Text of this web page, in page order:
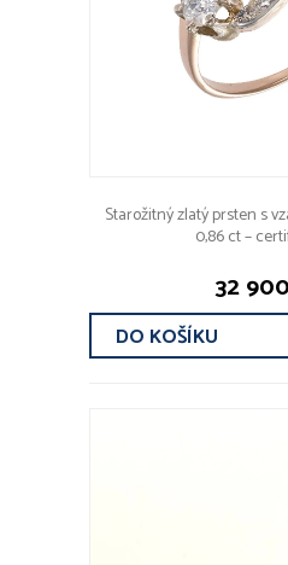
Starožitný zlatý prsten s
0,86 ct –
32
DO KOŠÍKU